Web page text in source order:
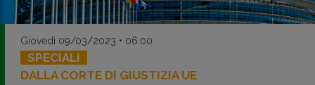
Giovedì 09/03/2023 • 06:00
SPECIALI
DALLA CORTE DI GIUSTIZIA UE